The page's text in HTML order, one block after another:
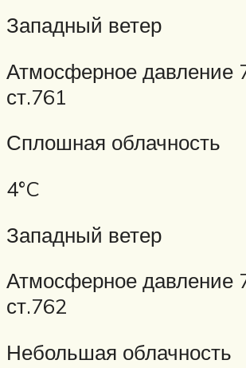
Западный ветер
Атмосферное давление
ст.761
Сплошная облачность
4°C
Западный ветер
Атмосферное давление
ст.762
Небольшая облачность